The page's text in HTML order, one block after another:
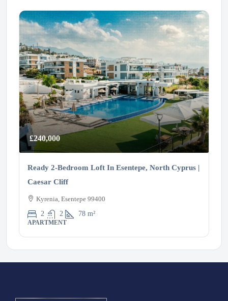
£240,000
Ready 2-Bedroom Loft In Esentepe, North Cyprus |
Caesar Cliff
Kyrenia, Esentepe 99400
2
2 78 m²
APARTMENT